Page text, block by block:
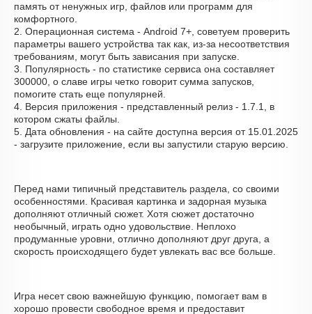
память от ненужных игр, файлов или программ для
комфортного.
2. Операционная система - Android 7+, советуем проверить
параметры вашего устройства так как, из-за несоответствия
требованиям, могут быть зависания при запуске.
3. Популярность - по статистике сервиса она составляет
300000, о cлаве игры четко говорит сумма запусков,
помогите стать еще популярней.
4. Версия приложения - представленный релиз - 1.7.1, в
котором сжаты файлы.
5. Дата обновления - на сайте доступна версия от 15.01.2025
- загрузите приложение, если вы запустили старую версию.
Перед нами типичный представитель раздела, со своими
особенностями. Красивая картинка и задорная музыка
дополняют отличный сюжет. Хотя сюжет достаточно
необычный, играть одно удовольствие. Неплохо
продуманные уровни, отлично дополняют друг друга, а
скорость происходящего будет увлекать вас все больше.
Игра несет свою важнейшую функцию, помогает вам в
хорошо провести свободное время и предоставит